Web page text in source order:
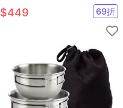
$449 69折